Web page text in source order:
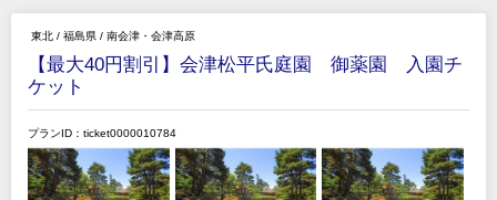
東北 / 福島県 / 南会津・会津高原
【最大40円割引】会津松平氏庭園 御薬園 入園チ
ケット
プランID：ticket0000010784